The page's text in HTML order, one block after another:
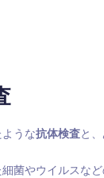
うな抗体検査と
菌やウイルスな